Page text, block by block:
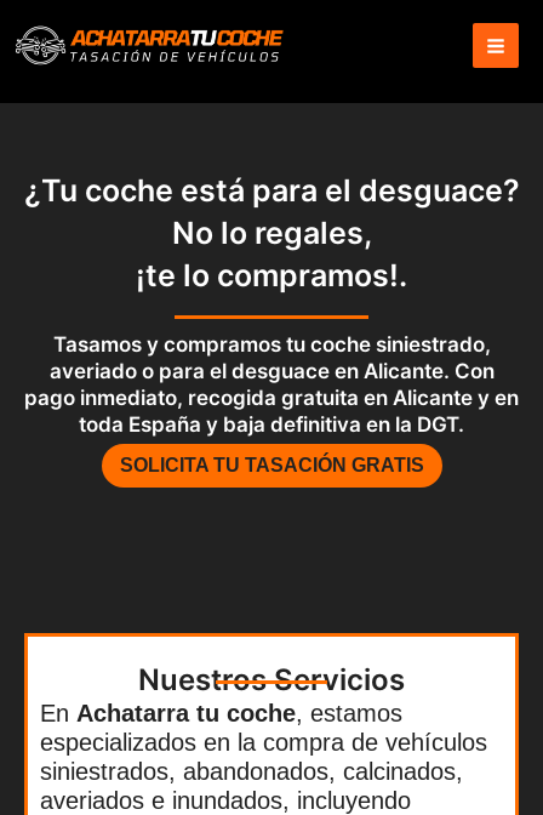
contenido
¿Tu coche está para el desguace?
No lo regales,
¡te lo compramos!.
Tasamos y compramos tu coche siniestrado,
averiado o para el desguace en Alicante. Con
pago inmediato, recogida gratuita en Alicante y en
toda España y baja definitiva en la DGT.
SOLICITA TU TASACIÓN GRATIS
Nuestros Servicios
En Achatarra tu coche, estamos
especializados en la compra de vehículos
siniestrados, abandonados, calcinados,
averiados e inundados, incluyendo